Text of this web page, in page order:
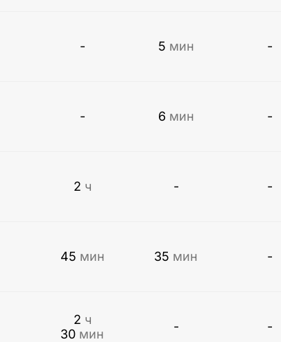
- 5 мин -
- 6 мин -
2 ч - -
45 мин 35 мин -
2 ч
30 мин
- -